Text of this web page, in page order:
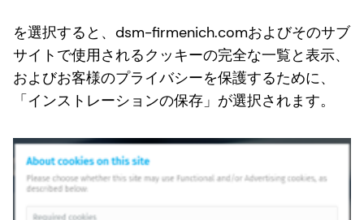
を選択すると、dsm-firmenich.comおよびそのサブ
サイトで使用されるクッキーの完全な一覧と表示、
およびお客様のプライバシーを保護するために、
「インストレーションの保存」が選択されます。